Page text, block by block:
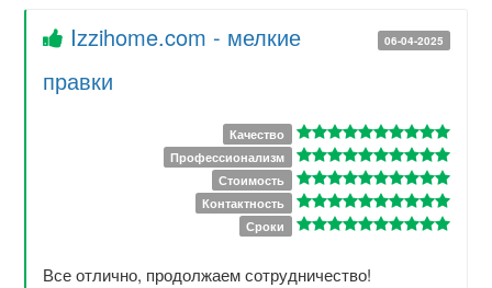
06-04-2025
Izzihome.com - мелкие
правки
Качество
Профессионализм
Стоимость
Контактность
Сроки
Все отлично, продолжаем сотрудничество!